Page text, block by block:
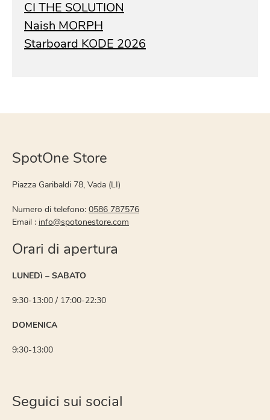
CI THE SOLUTION
Naish MORPH
Starboard KODE 2026
SpotOne Store
Piazza Garibaldi 78, Vada (LI)
Numero di telefono: 0586 787576
Email : info@spotonestore.com
Orari di apertura
LUNEDì – SABATO
9:30-13:00 / 17:00-22:30
DOMENICA
9:30-13:00
Seguici sui social